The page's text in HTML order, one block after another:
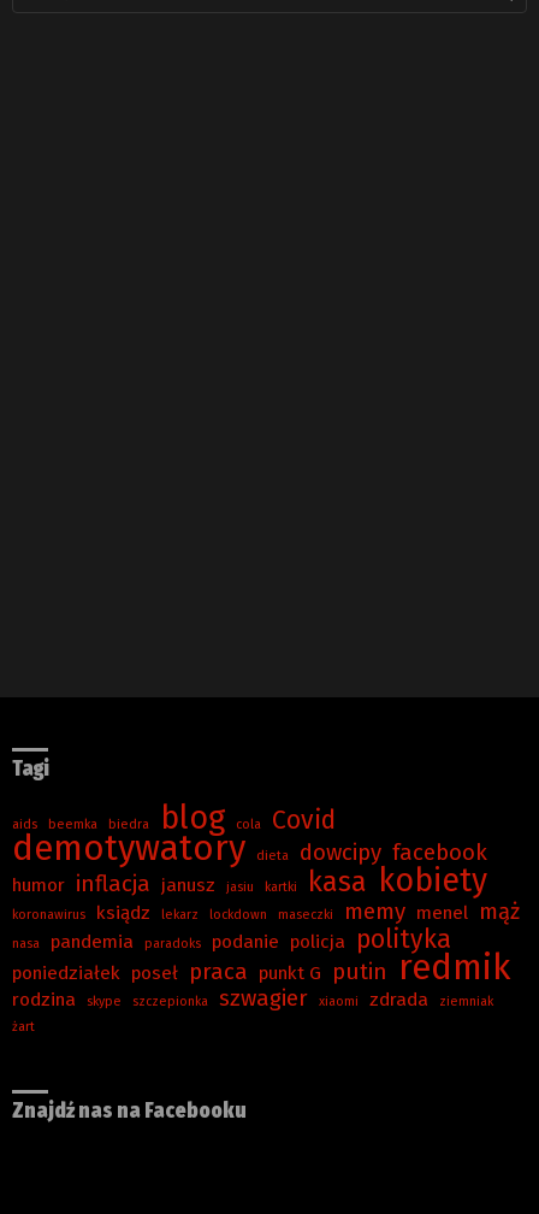
Tagi
aids beemka biedra blog cola Covid
demotywatory dieta dowcipy facebook
humor inflacja janusz jasiu kartki kasa kobiety
koronawirus ksiądz lekarz lockdown maseczki memy menel mąż
nasa pandemia paradoks podanie policja polityka
poniedziałek poseł praca punkt G putin redmik
rodzina skype szczepionka szwagier xiaomi zdrada
ziemniak
żart
Znajdź nas na Facebooku